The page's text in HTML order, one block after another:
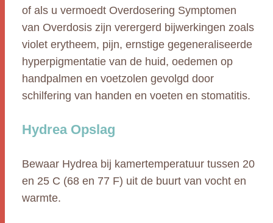
of als u vermoedt Overdosering Symptomen
van Overdosis zijn verergerd bijwerkingen zoals
violet erytheem, pijn, ernstige gegeneraliseerde
hyperpigmentatie van de huid, oedemen op
handpalmen en voetzolen gevolgd door
schilfering van handen en voeten en stomatitis.
Hydrea Opslag
Bewaar Hydrea bij kamertemperatuur tussen 20
en 25 C (68 en 77 F) uit de buurt van vocht en
warmte.